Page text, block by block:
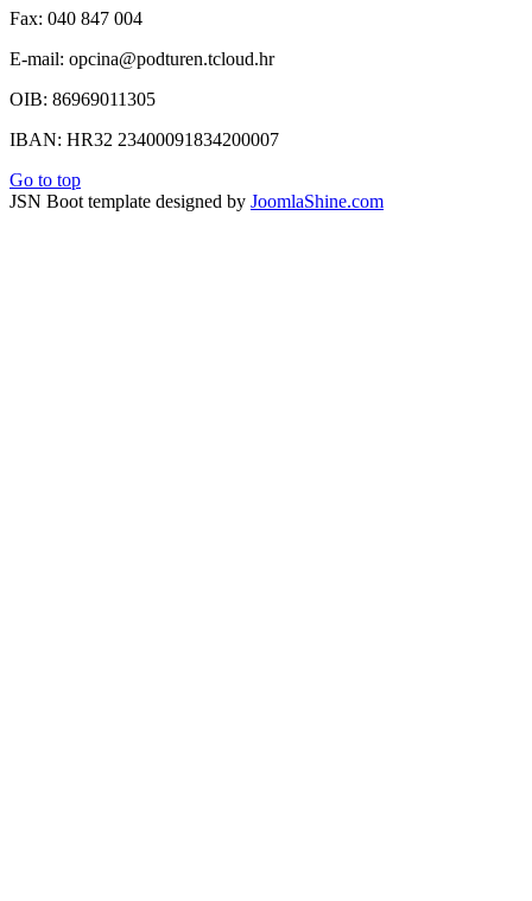
Fax: 040 847 004
E-mail: opcina@podturen.tcloud.hr
OIB: 86969011305
IBAN: HR32 23400091834200007
Go to top
JSN Boot template designed by JoomlaShine.com